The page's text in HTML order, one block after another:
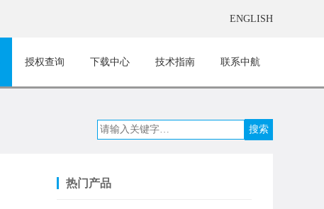
ENGLISH
授权查询 下载中心 技术指南 联系中航
热门产品